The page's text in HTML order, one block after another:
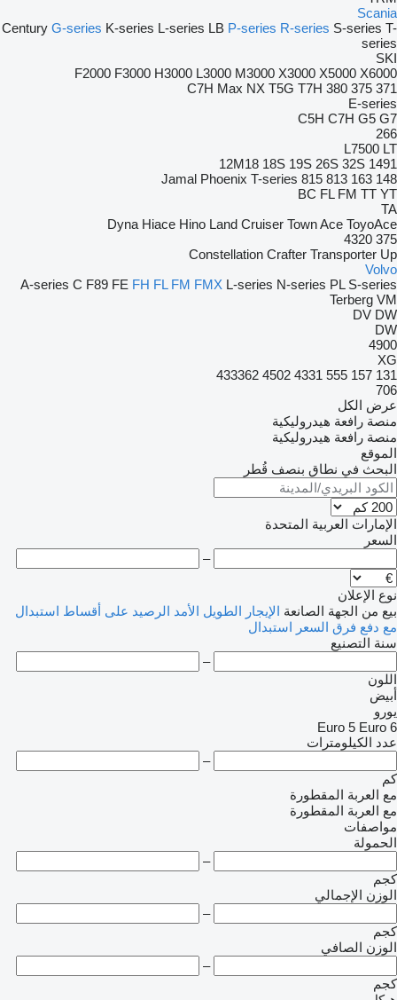
Scania
Century G-series K-series L-series LB P-series R-series S-series T-
series
SKI
F2000 F3000 H3000 L3000 M3000 X3000 X5000 X6000
371
375
380
C7H Max NX T5G T7H
E-series
C5H C7H G5 G7
266
L7500 LT
12M18 18S 19S 26S 32S 1491
148
163
813
815
Jamal Phoenix T-series
BC FL FM TT YT
TA
Dyna Hiace Hino Land Cruiser Town Ace ToyoAce
375
4320
Constellation Crafter Transporter Up
Volvo
A-series C F89 FE FH FL FM FMX L-series N-series PL S-series
Terberg VM
DV DW
DW
4900
XG
131
157
555
4331
4502
433362
706
عرض الكل
منصة رافعة هيدروليكية
منصة رافعة هيدروليكية
الموقع
البحث في نطاق بنصف قُطر
الإمارات العربية المتحدة
السعر
–
نوع الإعلان
بيع من الجهة الصانعة الإيجار الطويل الأمد الرصيد على أقساط استبدال
مع دفع فرق السعر استبدال
سنة التصنيع
–
اللون
أبيض
يورو
Euro 5 Euro 6
عدد الكيلومترات
–
كم
مع العربة المقطورة
مع العربة المقطورة
مواصفات
الحمولة
–
كجم
الوزن الإجمالي
–
كجم
الوزن الصافي
–
كجم